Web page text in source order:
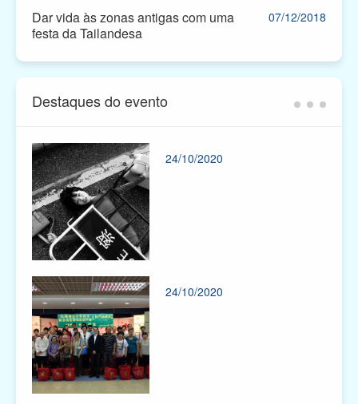
Dar vida às zonas antigas com uma
festa da Tailandesa
07/12/2018
Destaques do evento
24/10/2020
24/10/2020